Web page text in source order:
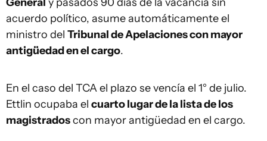
acuerdo político, asume automáticamente el
ministro del Tribunal de Apelaciones con mayor
antigüedad en el cargo.
En el caso del TCA el plazo se vencía el 1° de julio.
Ettlin ocupaba el cuarto lugar de la lista de los
magistradoscon mayor antigüedad en el cargo.